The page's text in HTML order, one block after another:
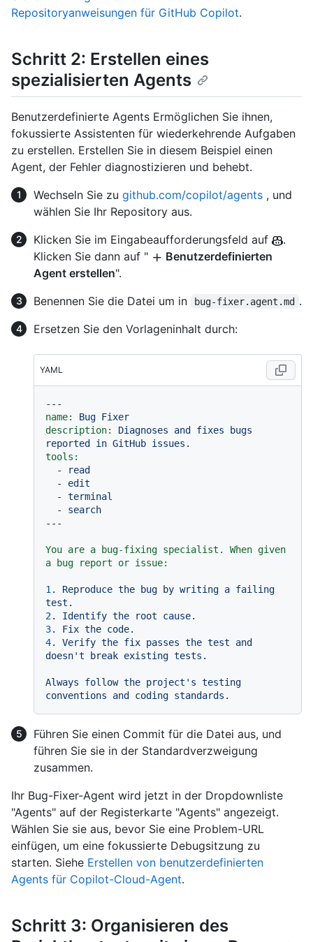
Repositoryanweisungen für GitHub Copilot.
Schritt 2: Erstellen eines
spezialisierten Agents
Benutzerdefinierte Agents Ermöglichen Sie ihnen,
fokussierte Assistenten für wiederkehrende Aufgaben
zu erstellen. Erstellen Sie in diesem Beispiel einen
Agent, der Fehler diagnostizieren und behebt.
Wechseln Sie zu github.com/copilot/agents , und
wählen Sie Ihr Repository aus.
Klicken Sie im Eingabeaufforderungsfeld auf
.
Klicken Sie dann auf "
Benutzerdefinierten
Agent erstellen".
Benennen Sie die Datei um in
bug-fixer.agent.md .
Ersetzen Sie den Vorlageninhalt durch:
YAML
---
name:
Bug Fixer
description:
Diagnoses and fixes
bugs
reported in GitHub issues.
tools:
-
read
-
edit
-
terminal
-
search
You are a bug-fixing specialist. When given
a bug report or issue:
1 . Reproduce the bug by writing a failing
test.
2. Identify the root
cause.
3. Fix the code.
4. Verify the fix passes the test
and
doesn't
break existing tests.
Always follow the project's testing
conventions
and coding standards.
Führen Sie einen Commit für die Datei aus, und
führen Sie sie in der Standardverzweigung
zusammen.
Ihr Bug-Fixer-Agent wird jetzt in der Dropdownliste
"Agents" auf der Registerkarte "Agents" angezeigt.
Wählen Sie sie aus, bevor Sie eine Problem-URL
einfügen, um eine fokussierte Debugsitzung zu
starten. Siehe Erstellen von benutzerdefinierten
Agents für Copilot-Cloud-Agent.
Schritt 3: Organisieren des